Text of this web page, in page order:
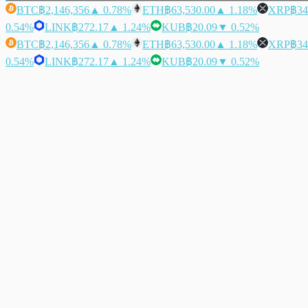
BTC฿2,146,356 ▲ 0.78% ETH฿63,530.00 ▲ 1.18% XRP฿
0.54%
LINK฿272.17 ▲ 1.24% KUB฿20.09▼ 0.52%
BTC฿2,146,356 ▲ 0.78% ETH฿63,530.00 ▲ 1.18% XRP฿
0.54%
LINK฿272.17 ▲ 1.24% KUB฿20.09▼ 0.52%